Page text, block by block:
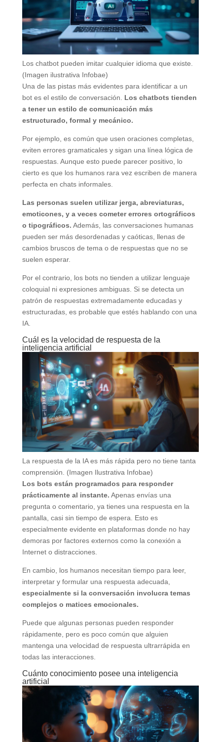
Los chatbot pueden imitar cualquier idioma que existe.
(Imagen ilustrativa Infobae)
Una de las pistas más evidentes para identificar a un
bot es el estilo de conversación. Los chatbots tienden
a tener un estilo de comunicación más
estructurado, formal y mecánico.
Por ejemplo, es común que usen oraciones completas,
eviten errores gramaticales y sigan una línea lógica de
respuestas. Aunque esto puede parecer positivo, lo
cierto es que los humanos rara vez escriben de manera
perfecta en chats informales.
Las personas suelen utilizar jerga, abreviaturas,
emoticones, y a veces cometer errores ortográficos
o tipográficos. Además, las conversaciones humanas
pueden ser más desordenadas y caóticas, llenas de
cambios bruscos de tema o de respuestas que no se
suelen esperar.
Por el contrario, los bots no tienden a utilizar lenguaje
coloquial ni expresiones ambiguas. Si se detecta un
patrón de respuestas extremadamente educadas y
estructuradas, es probable que estés hablando con una
IA.
Cuál es la velocidad de respuesta de la
inteligencia artificial
La respuesta de la IA es más rápida pero no tiene tanta
comprensión. (Imagen Ilustrativa Infobae)
Los bots están programados para responder
prácticamente al instante. Apenas envías una
pregunta o comentario, ya tienes una respuesta en la
pantalla, casi sin tiempo de espera. Esto es
especialmente evidente en plataformas donde no hay
demoras por factores externos como la conexión a
Internet o distracciones.
En cambio, los humanos necesitan tiempo para leer,
interpretar y formular una respuesta adecuada,
especialmente si la conversación involucra temas
complejos o matices emocionales.
Puede que algunas personas pueden responder
rápidamente, pero es poco común que alguien
mantenga una velocidad de respuesta ultrarrápida en
todas las interacciones.
Cuánto conocimiento posee una inteligencia
artificial